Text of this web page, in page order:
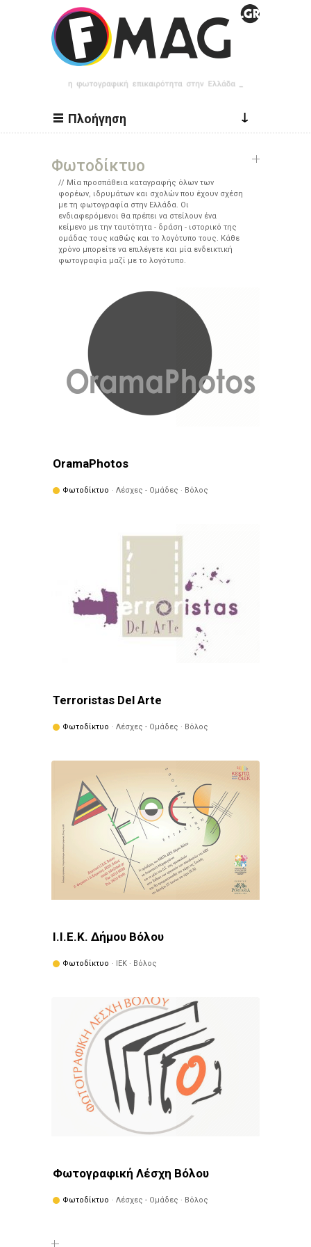
Παράκαμψη προς το κυρίως περιεχόμενο
Πλοήγηση ↓
Φωτοδίκτυο
Μία προσπάθεια καταγραφής όλων των
φορέων, ιδρυμάτων και σχολών που έχουν σχέση
με τη φωτογραφία στην Ελλάδα. Οι
ενδιαφερόμενοι θα πρέπει να στείλουν ένα
κείμενο με την ταυτότητα - δράση - ιστορικό της
ομάδας τους καθώς και το λογότυπο τους. Κάθε
χρόνο μπορείτε να επιλέγετε και μία ενδεικτική
φωτογραφία μαζί με το λογότυπο.
OramaPhotos
Φωτοδίκτυο · Λέσχες - Ομάδες · Βόλος
Terroristas Del Arte
Φωτοδίκτυο · Λέσχες - Ομάδες · Βόλος
Ι.Ι.Ε.Κ. Δήμου Βόλου
Φωτοδίκτυο · ΙΕΚ · Βόλος
Φωτογραφική Λέσχη Βόλου
Φωτοδίκτυο · Λέσχες - Ομάδες · Βόλος